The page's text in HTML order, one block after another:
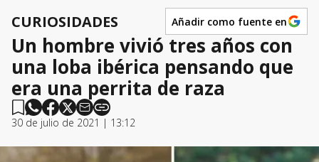
CURIOSIDADES Añadir como fuente en
Un hombre vivió tres años con
una loba ibérica pensando que
era una perrita de raza
30 de julio de 2021 | 13:12